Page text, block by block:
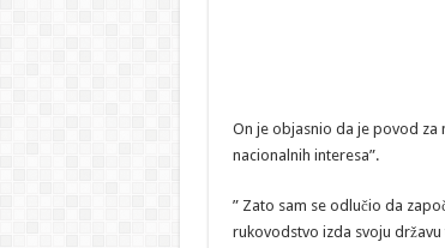
On je objasnio da je povod za
nacionalnih interesa”.
” Zato sam se odlučio da
rukovodstvo izda svoju državu